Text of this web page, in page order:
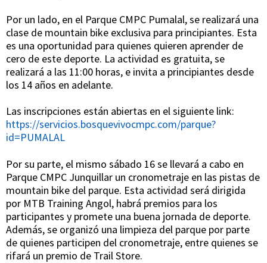
Por un lado, en el Parque CMPC Pumalal, se realizará una
clase de mountain bike exclusiva para principiantes. Esta
es una oportunidad para quienes quieren aprender de
cero de este deporte. La actividad es gratuita, se
realizará a las 11:00 horas, e invita a principiantes desde
los 14 años en adelante.
Las inscripciones están abiertas en el siguiente link:
https://servicios.bosquevivocmpc.com/parque?
id=PUMALAL
Por su parte, el mismo sábado 16 se llevará a cabo en
Parque CMPC Junquillar un cronometraje en las pistas de
mountain bike del parque. Esta actividad será dirigida
por MTB Training Angol, habrá premios para los
participantes y promete una buena jornada de deporte.
Además, se organizó una limpieza del parque por parte
de quienes participen del cronometraje, entre quienes se
rifará un premio de Trail Store.